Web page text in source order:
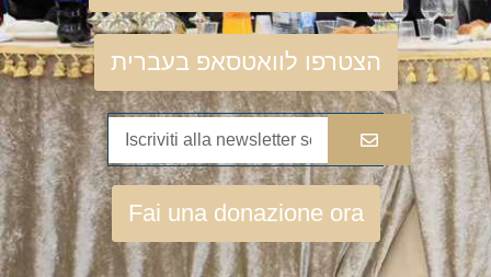
הצטרפו לוואטסאפ בעברית
Fai una donazione ora